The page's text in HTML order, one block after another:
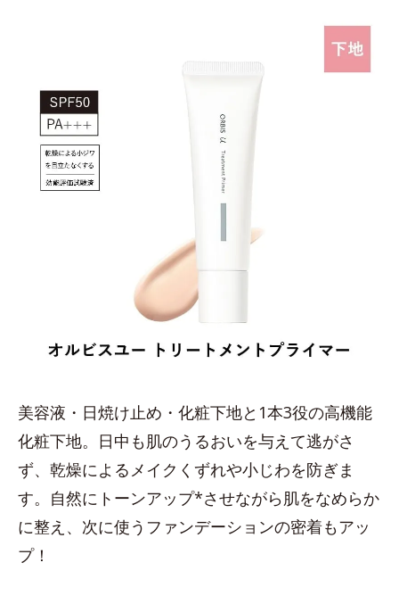
美容液・日焼け止め・化粧下地と1本3役の高機能
化粧下地。日中も肌のうるおいを与えて逃がさ
ず、乾燥によるメイクくずれや小じわを防ぎま
す。自然にトーンアップ*させながら肌をなめらか
に整え、次に使うファンデーションの密着もアッ
プ！